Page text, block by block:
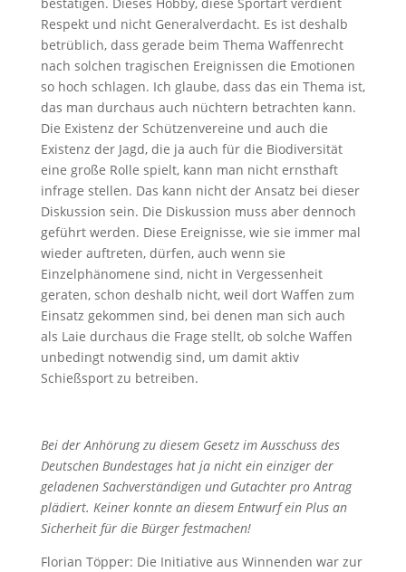
Respekt und nicht Generalverdacht. Es ist deshalb
betrüblich, dass gerade beim Thema Waffenrecht
nach solchen tragischen Ereignissen die Emotionen
so hoch schlagen. Ich glaube, dass das ein Thema ist,
das man durchaus auch nüchtern betrachten kann.
Die Existenz der Schützenvereine und auch die
Existenz der Jagd, die ja auch für die Biodiversität
eine große Rolle spielt, kann man nicht ernsthaft
infrage stellen. Das kann nicht der Ansatz bei dieser
Diskussion sein. Die Diskussion muss aber dennoch
geführt werden. Diese Ereignisse, wie sie immer mal
wieder auftreten, dürfen, auch wenn sie
Einzelphänomene sind, nicht in Vergessenheit
geraten, schon deshalb nicht, weil dort Waffen zum
Einsatz gekommen sind, bei denen man sich auch
als Laie durchaus die Frage stellt, ob solche Waffen
unbedingt notwendig sind, um damit aktiv
Schießsport zu betreiben.
Bei der Anhörung zu diesem Gesetz im Ausschuss des
Deutschen Bundestages hat ja nicht ein einziger der
geladenen Sachverständigen und Gutachter pro Antrag
plädiert. Keiner konnte an diesem Entwurf ein Plus an
Sicherheit für die Bürger festmachen!
Florian Töpper: Die Initiative aus Winnenden war zur